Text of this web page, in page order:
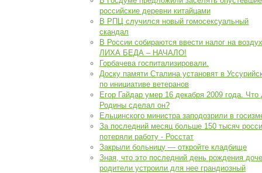
российские деревни китайцами
В РПЦ случился новый гомосексуальный
скандал
В России собираются ввести налог на
ЛИХА БЕДА – НАЧАЛО!
Горбачева госпитализировали.
Доску памяти Сталина установят в
по инициативе ветеранов
Егор Гайдар умер 16 декабря 2009 года. Что
Родины сделал он?
Ельцинского министра заподозрили в
За последний месяц больше 150 тысяч
потеряли работу - Росстат
Закрыли больницу — откройте кладбище
Зная, что это последний день рождения
родители устроили для нее грандиозный